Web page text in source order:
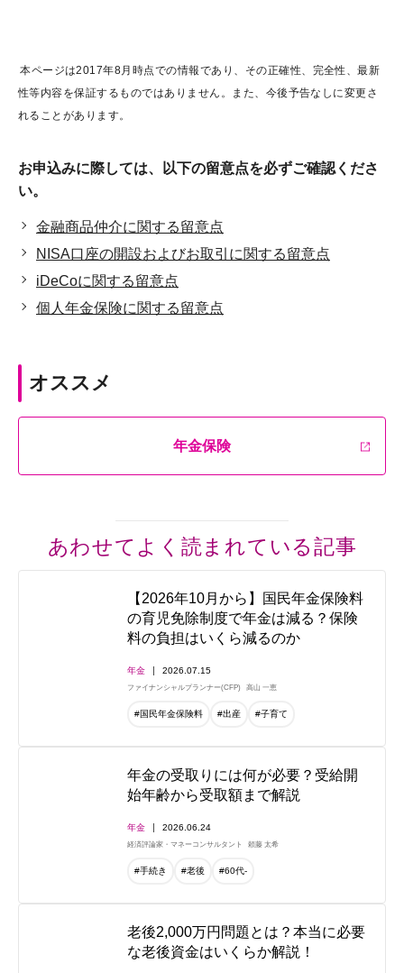
本ページは2017年8月時点での情報であり、その正確性、完全性、最新
性等内容を保証するものではありません。また、今後予告なしに変更さ
れることがあります。
お申込みに際しては、以下の留意点を必ずご確認くださ
い。
金融商品仲介に関する留意点
NISA口座の開設およびお取引に関する留意点
iDeCoに関する留意点
個人年金保険に関する留意点
オススメ
年金保険
あわせてよく読まれている記事
【2026年10月から】国民年金保険料
の育児免除制度で年金は減る？保険
料の負担はいくら減るのか
年金 2026.07.15
ファイナンシャルプランナー(CFP) 高山 一恵
#国民年金保険料 #出産 #子育て
年金の受取りには何が必要？受給開
始年齢から受取額まで解説
年金 2026.06.24
経済評論家・マネーコンサルタント 頼藤 太希
#手続き #老後 #60代-
老後2,000万円問題とは？本当に必要
な老後資金はいくらか解説！